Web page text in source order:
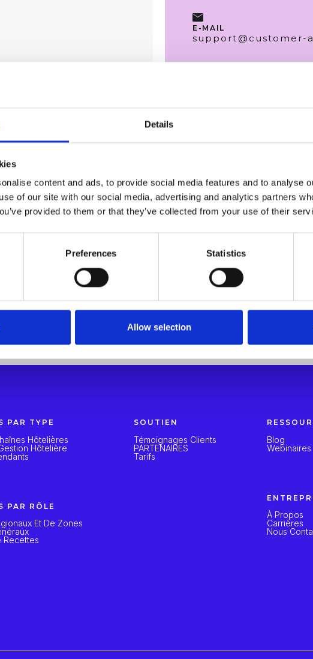
Details
content and ads, to provide social media features and to analyse
of our site with our social media, advertising and analytics partners
provided to them or that they’ve collected from your use of their
Preferences Statistics
Allow selection
E-MAIL
support@customer-
PAR TYPE
Hôtelières
Hôtelière
PAR RÔLE
Et De Zones
Recettes
SOUTIEN
Témoignages Clients
PARTENAIRES
Tarifs
Blog
Webinaires
À Propos
Carrières
Nous